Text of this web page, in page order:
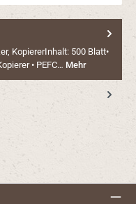
KopiererInhalt: 500 Blatt•
• PEFC… Mehr